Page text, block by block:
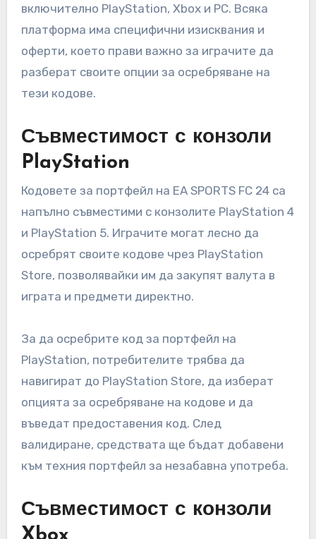
включително PlayStation, Xbox и PC. Всяка
платформа има специфични изисквания и
оферти, което прави важно за играчите да
разберат своите опции за осребряване на
тези кодове.
Съвместимост с конзоли
PlayStation
Кодовете за портфейл на EA SPORTS FC 24 са
напълно съвместими с конзолите PlayStation 4
и PlayStation 5. Играчите могат лесно да
осребрят своите кодове чрез PlayStation
Store, позволявайки им да закупят валута в
играта и предмети директно.
За да осребрите код за портфейл на
PlayStation, потребителите трябва да
навигират до PlayStation Store, да изберат
опцията за осребряване на кодове и да
въведат предоставения код. След
валидиране, средствата ще бъдат добавени
към техния портфейл за незабавна употреба.
Съвместимост с конзоли